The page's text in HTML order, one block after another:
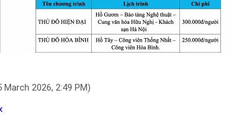
2026, 2:49 PM)